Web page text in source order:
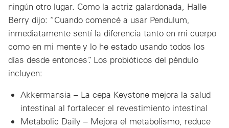
ningún otro lugar. Como la actriz galardonada, Halle
Berry dijo: “Cuando comencé a usar Pendulum,
inmediatamente sentí la diferencia tanto en mi cuerpo
como en mi mente y lo he estado usando todos los
días desde entonces”. Los probióticos del péndulo
incluyen:
Akkermansia – La cepa Keystone mejora la salud
intestinal al fortalecer el revestimiento intestinal
Metabolic Daily – Mejora el metabolismo, reduce